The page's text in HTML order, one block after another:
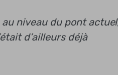
au niveau du pont
d’ailleurs déjà